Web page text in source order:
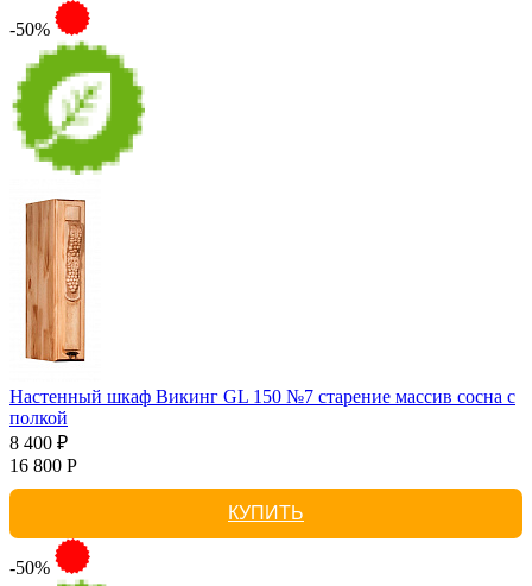
-50%
Настенный шкаф Викинг GL 150 №7 старение массив сосна с
полкой
8 400 ₽
16 800 Р
КУПИТЬ
-50%